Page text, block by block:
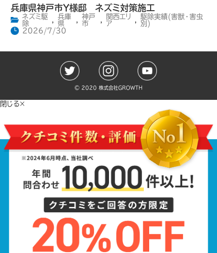
兵庫県神戸市Y様邸 ネズミ対策施工
ネズミ駆
除
,
兵庫
県
,
神戸
市
,
関西エリ
ア
,
駆除実績(害獣・害虫
別)
2026/7/30
©️ 2020 株式会社GROWTH
閉じる×